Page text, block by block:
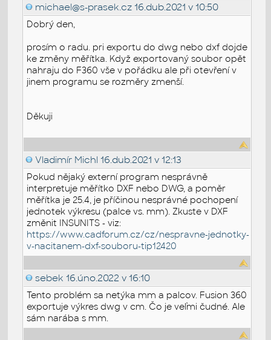
michael@s-prasek.cz 16.dub.2021 v 10:50
Dobrý den,
prosím o radu. pri exportu do dwg nebo dxf dojde
ke změny měřítka. Když exportovaný soubor opět
nahraju do F360 vše v pořádku ale při otevření v
jinem programu se rozměry zmenší.
Děkuji
Vladimír Michl 16.dub.2021 v 12:13
Pokud nějaký externí program nesprávně
interpretuje měřítko DXF nebo DWG, a poměr
měřítka je 25.4, je příčinou nesprávné pochopení
jednotek výkresu (palce vs. mm). Zkuste v DXF
změnit INSUNITS - viz:
https://www.cadforum.cz/cz/nespravne-jednotky-
v-nacitanem-dxf-souboru-tip12420
sebek 16.úno.2022 v 16:10
Tento problém sa netýka mm a palcov. Fusion 360
exportuje výkres dwg v cm. Čo je veľmi čudné. Ale
sám narába s mm.